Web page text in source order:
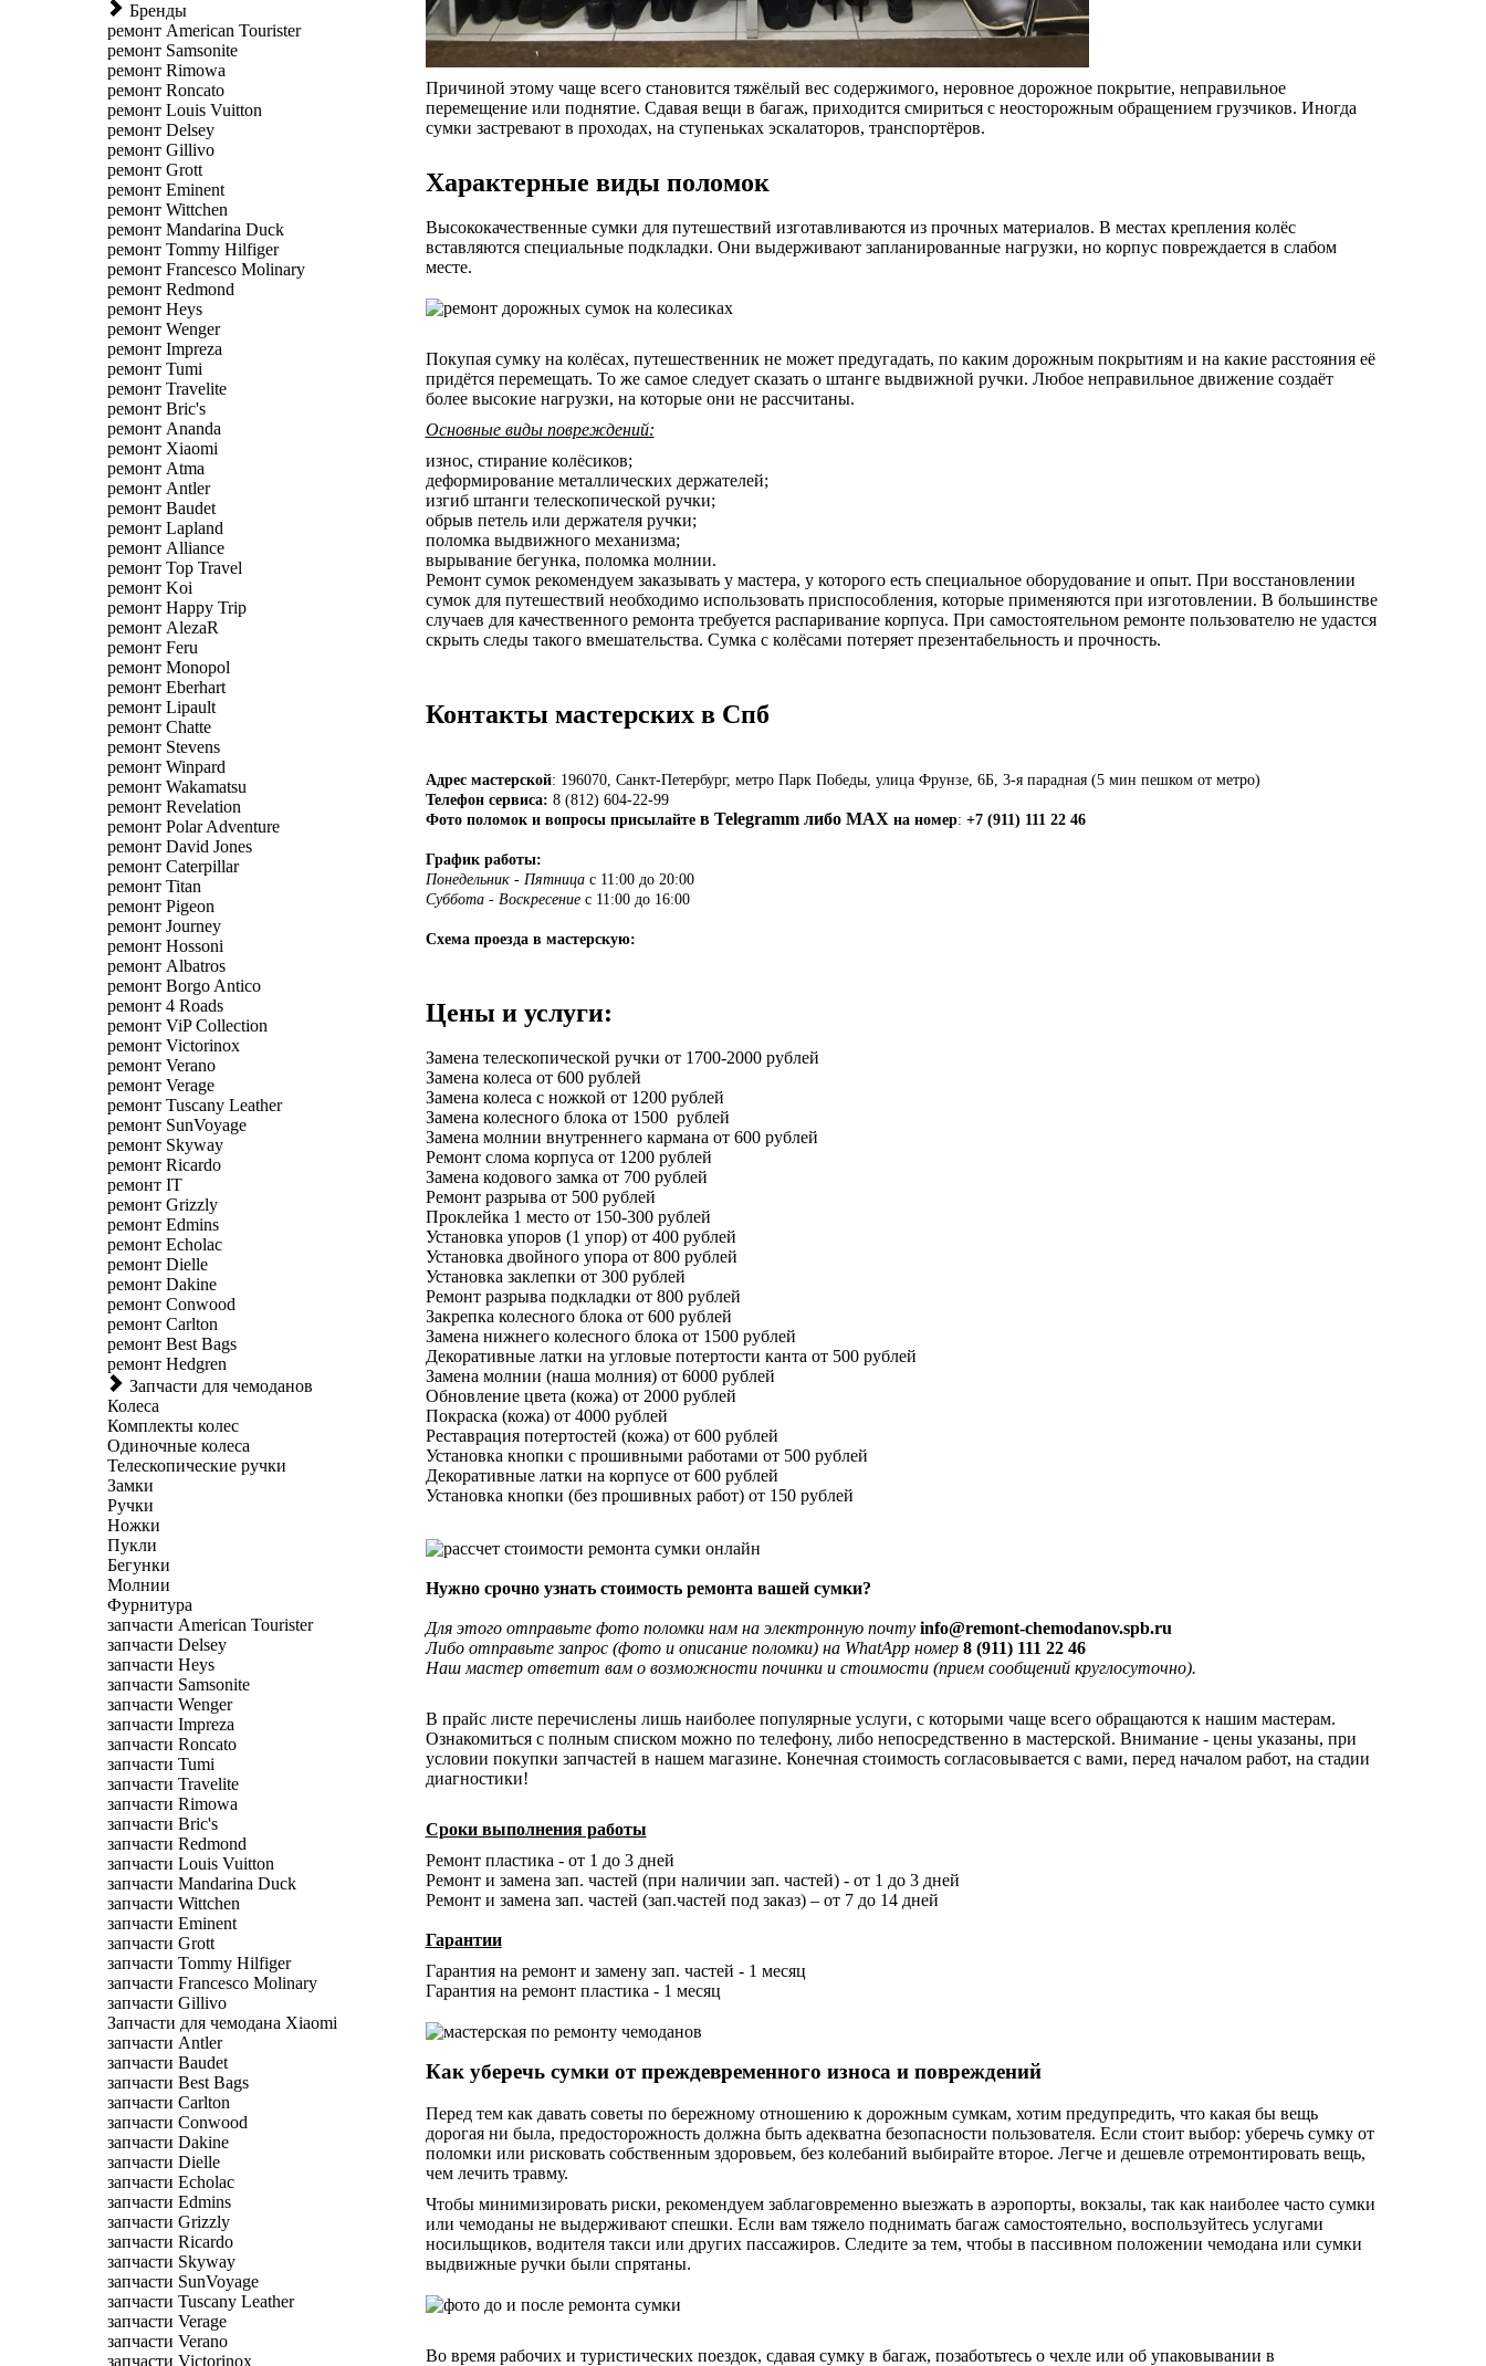
Бренды
ремонт American Tourister
ремонт Samsonite
ремонт Rimowa
ремонт Roncato
ремонт Louis Vuitton
ремонт Delsey
ремонт Gillivo
ремонт Grott
ремонт Eminent
ремонт Wittchen
ремонт Mandarina Duck
ремонт Tommy Hilfiger
ремонт Francesco Molinary
ремонт Redmond
ремонт Heys
ремонт Wenger
ремонт Impreza
ремонт Tumi
ремонт Travelite
ремонт Bric's
ремонт Ananda
ремонт Xiaomi
ремонт Atma
ремонт Antler
ремонт Baudet
ремонт Lapland
ремонт Alliance
ремонт Top Travel
ремонт Koi
ремонт Happy Trip
ремонт AlezaR
ремонт Feru
ремонт Monopol
ремонт Eberhart
ремонт Lipault
ремонт Chatte
ремонт Stevens
ремонт Winpard
ремонт Wakamatsu
ремонт Revelation
ремонт Polar Adventure
ремонт David Jones
ремонт Caterpillar
ремонт Titan
ремонт Pigeon
ремонт Journey
ремонт Hossoni
ремонт Albatros
ремонт Borgo Antico
ремонт 4 Roads
ремонт ViP Collection
ремонт Victorinox
ремонт Verano
ремонт Verage
ремонт Tuscany Leather
ремонт SunVoyage
ремонт Skyway
ремонт Ricardo
ремонт IT
ремонт Grizzly
ремонт Edmins
ремонт Echolac
ремонт Dielle
ремонт Dakine
ремонт Conwood
ремонт Carlton
ремонт Best Bags
ремонт Hedgren
Запчасти для чемоданов
Колеса
Комплекты колес
Одиночные колеса
Телескопические ручки
Замки
Ручки
Ножки
Пукли
Бегунки
Молнии
Фурнитура
запчасти American Tourister
запчасти Delsey
запчасти Heys
запчасти Samsonite
запчасти Wenger
запчасти Impreza
запчасти Roncato
запчасти Tumi
запчасти Travelite
запчасти Rimowa
запчасти Bric's
запчасти Redmond
запчасти Louis Vuitton
запчасти Mandarina Duck
запчасти Wittchen
запчасти Eminent
запчасти Grott
запчасти Tommy Hilfiger
запчасти Francesco Molinary
запчасти Gillivo
Запчасти для чемодана Xiaomi
запчасти Antler
запчасти Baudet
запчасти Best Bags
запчасти Carlton
запчасти Conwood
запчасти Dakine
запчасти Dielle
запчасти Echolac
запчасти Edmins
запчасти Grizzly
запчасти Ricardo
запчасти Skyway
запчасти SunVoyage
запчасти Tuscany Leather
запчасти Verage
запчасти Verano
запчасти Victorinox
Причиной этому чаще всего становится тяжёлый вес содержимого, неровное дорожное покрытие, неправильное
перемещение или поднятие. Сдавая вещи в багаж, приходится смириться с неосторожным обращением грузчиков. Иногда
сумки застревают в проходах, на ступеньках эскалаторов, транспортёров.
Характерные виды поломок
Высококачественные сумки для путешествий изготавливаются из прочных материалов. В местах крепления колёс
вставляются специальные подкладки. Они выдерживают запланированные нагрузки, но корпус повреждается в слабом
месте.
Покупая сумку на колёсах, путешественник не может предугадать, по каким дорожным покрытиям и на какие расстояния её
придётся перемещать. То же самое следует сказать о штанге выдвижной ручки. Любое неправильное движение создаёт
более высокие нагрузки, на которые они не рассчитаны.
Основные виды повреждений:
износ, стирание колёсиков;
деформирование металлических держателей;
изгиб штанги телескопической ручки;
обрыв петель или держателя ручки;
поломка выдвижного механизма;
вырывание бегунка, поломка молнии.
Ремонт сумок рекомендуем заказывать у мастера, у которого есть специальное оборудование и опыт. При восстановлении
сумок для путешествий необходимо использовать приспособления, которые применяются при изготовлении. В большинстве
случаев для качественного ремонта требуется распаривание корпуса. При самостоятельном ремонте пользователю не удастся
скрыть следы такого вмешательства. Сумка с колёсами потеряет презентабельность и прочность.
Контакты мастерских в Спб
Адрес мастерской: 196070, Санкт-Петербург, метро Парк Победы, улица Фрунзе, 6Б, 3-я парадная (5 мин пешком от метро)
Телефон сервиса: 8 (812) 604-22-99
Фото поломок и вопросы присылайте в Telegramm либо MAXна номер: +7 (911) 111 22 46
График работы:
Понедельник - Пятница с 11:00 до 20:00
Суббота - Воскресениес 11:00 до 16:00
Схема проезда в мастерскую:
Цены и услуги:
Замена телескопической ручки от 1700-2000 рублей
Замена колеса от 600 рублей
Замена колеса с ножкой от 1200 рублей
Замена колесного блока от 1500 рублей
Замена молнии внутреннего кармана от 600 рублей
Ремонт слома корпуса от 1200 рублей
Замена кодового замка от 700 рублей
Ремонт разрыва от 500 рублей
Проклейка 1 место от 150-300 рублей
Установка упоров (1 упор) от 400 рублей
Установка двойного упора от 800 рублей
Установка заклепки от 300 рублей
Ремонт разрыва подкладки от 800 рублей
Закрепка колесного блока от 600 рублей
Замена нижнего колесного блока от 1500 рублей
Декоративные латки на угловые потертости канта от 500 рублей
Замена молнии (наша молния) от 6000 рублей
Обновление цвета (кожа) от 2000 рублей
Покраска (кожа) от 4000 рублей
Реставрация потертостей (кожа) от 600 рублей
Установка кнопки с прошивными работами от 500 рублей
Декоративные латки на корпусе от 600 рублей
Установка кнопки (без прошивных работ) от 150 рублей
Нужно срочно узнать стоимость ремонта вашей сумки?
Для этого отправьте фото поломки нам на электронную почту info@remont-chemodanov.spb.ru
Либо отправьте запрос (фото и описание поломки) на WhatApp номер 8 (911) 111 22 46
Наш мастер ответит вам о возможности починки и стоимости (прием сообщений круглосуточно).
В прайс листе перечислены лишь наиболее популярные услуги, с которыми чаще всего обращаются к нашим мастерам.
Ознакомиться с полным списком можно по телефону, либо непосредственно в мастерской. Внимание - цены указаны, при
условии покупки запчастей в нашем магазине. Конечная стоимость согласовывается с вами, перед началом работ, на стадии
диагностики!
Сроки выполнения работы
Ремонт пластика - от 1 до 3 дней
Ремонт и замена зап. частей (при наличии зап. частей) - от 1 до 3 дней
Ремонт и замена зап. частей (зап.частей под заказ) – от 7 до 14 дней
Гарантии
Гарантия на ремонт и замену зап. частей - 1 месяц
Гарантия на ремонт пластика - 1 месяц
Как уберечь сумки от преждевременного износа и повреждений
Перед тем как давать советы по бережному отношению к дорожным сумкам, хотим предупредить, что какая бы вещь
дорогая ни была, предосторожность должна быть адекватна безопасности пользователя. Если стоит выбор: уберечь сумку от
поломки или рисковать собственным здоровьем, без колебаний выбирайте второе. Легче и дешевле отремонтировать вещь,
чем лечить травму.
Чтобы минимизировать риски, рекомендуем заблаговременно выезжать в аэропорты, вокзалы, так как наиболее часто сумки
или чемоданы не выдерживают спешки. Если вам тяжело поднимать багаж самостоятельно, воспользуйтесь услугами
носильщиков, водителя такси или других пассажиров. Следите за тем, чтобы в пассивном положении чемодана или сумки
выдвижные ручки были спрятаны.
Во время рабочих и туристических поездок, сдавая сумку в багаж, позаботьтесь о чехле или об упаковывании в